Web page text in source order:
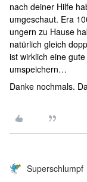
nach deiner Hilfe
umgeschaut. Era
ungern zu Hause
natürlich gleich
ist wirklich eine
umspeichern…
Danke nochmals.
Superschlumpf